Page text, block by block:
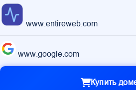
www.entireweb.com
www.google.com
Купить